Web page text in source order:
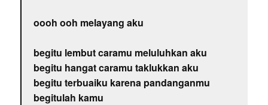
oooh ooh melayang aku
begitu lembut caramu meluluhkan aku
begitu hangat caramu taklukkan aku
begitu terbuaiku karena pandanganmu
begitulah kamu